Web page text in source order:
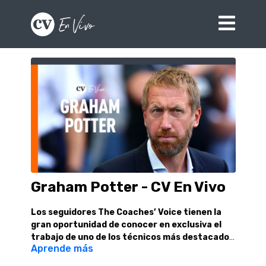
Graham Potter - CV En Vivo
Los seguidores The Coaches’ Voice tienen la
gran oportunidad de conocer en exclusiva el
trabajo de uno de los técnicos más destacados
del momento, Graham Potter. El entrenador del
Entonces en el Brighton, Potter habló en profundidad
Aprende más